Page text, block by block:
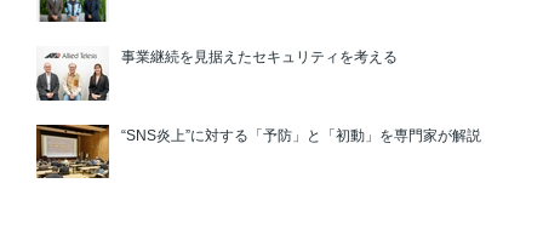
事業継続を見据えたセキュリティを考える
“SNS炎上”に対する「予防」と「初動」を専門家が解説